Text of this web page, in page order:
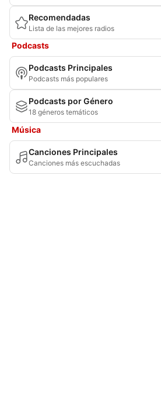
Recomendadas
Lista de las mejores radios
Podcasts
Podcasts Principales
Podcasts más populares
Podcasts por Género
18 géneros temáticos
Música
Canciones Principales
Canciones más escuchadas